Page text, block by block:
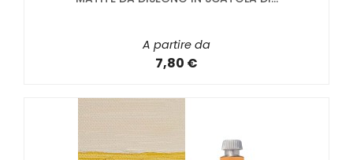
A partire da
7,80 €